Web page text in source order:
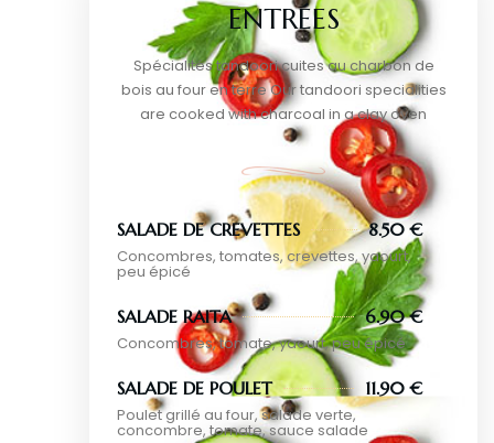
ENTRÉES
Spécialités tandoori cuites au charbon de
bois au four en terre Our tandoori specialities
are cooked with charcoal in a clay oven
SALADE DE CREVETTES 8.50 €
Concombres, tomates, crevettes, yaourt,
peu épicé
SALADE RAITA 6.90 €
Concombres, tomate, yaourt, peu épicé
SALADE DE POULET 11.90 €
Poulet grillé au four, salade verte,
concombre, tomate, sauce salade